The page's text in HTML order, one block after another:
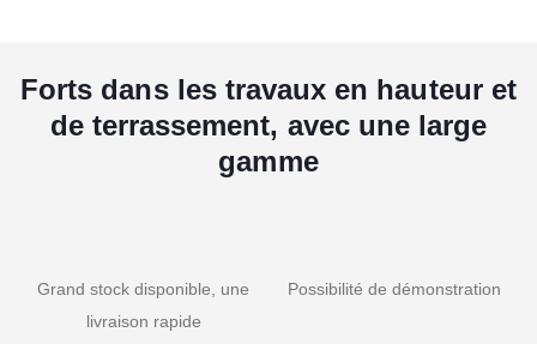
Forts dans les travaux en hauteur et
de terrassement, avec une large
gamme
Grand stock disponible, une
livraison rapide
Possibilité de démonstration